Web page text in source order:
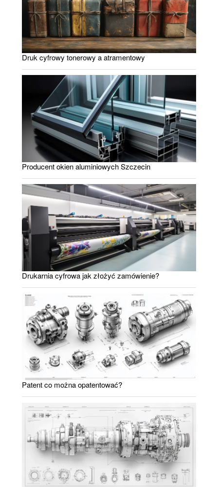
Druk cyfrowy tonerowy a atramentowy
Producent okien aluminiowych Szczecin
Drukarnia cyfrowa jak złożyć zamówienie?
Patent co można opatentować?